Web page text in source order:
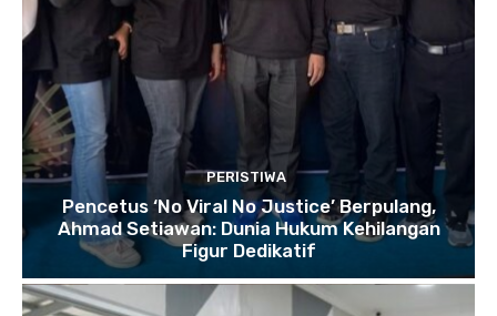
PERISTIWA
Pencetus ‘No Viral No Justice’ Berpulang,
Ahmad Setiawan: Dunia Hukum Kehilangan
Figur Dedikatif